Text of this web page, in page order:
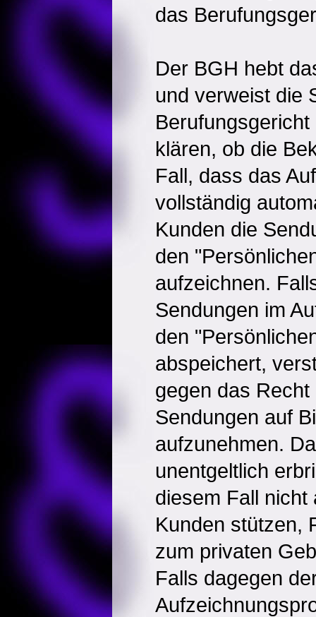
das
Der BGH hebt
und verweist die
klären, ob die
Fall, dass das
vollständig
Kunden die
den
aufzeichnen.
Sendungen im
den
abspeichert,
gegen das
Sendungen auf
aufzunehmen.
unentgeltlich
diesem Fall
Kunden stützen,
zum privaten
Falls dagegen